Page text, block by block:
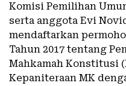
Komisi Pemilihan
serta anggota Evi
mendaftarkan
Tahun 2017 tentang
Mahkamah Konstitusi
Kepaniteraan MK